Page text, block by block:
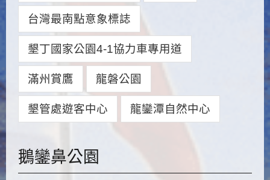
台灣最南點意象標誌
墾丁國家公園4-1協力車專用道
滿州賞鷹 龍磐公園
墾管處遊客中心 龍鑾潭自然中心
鵝鑾鼻公園